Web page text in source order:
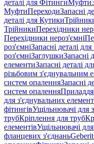
деталі для ФітингиМуфти
МуфтиПереходиЗапасні
деталі для Кутики
ТрійникиПерехідники
Перехідники нероз'ємні
роз'ємніЗапасні деталі
роз'ємніЗаглушкиЗапасні
елементиЗапасні деталі
різьбовим з'єднувальним
систем опаленняЗапасні
систем опаленняПриладдя
для з'єднувальних
фітингівУщільнювачі для
трубКріплення для труб
елементівУщільнювачі
фланцевих з'єднань